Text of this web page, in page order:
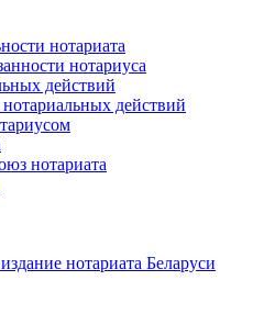
нотариата
нотариуса
действий
действий
нотариата
нотариата Беларуси